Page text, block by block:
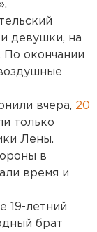
девушки, на
По окончании
вчера, 20
только
Лены.
в
время и
19-летний
брат